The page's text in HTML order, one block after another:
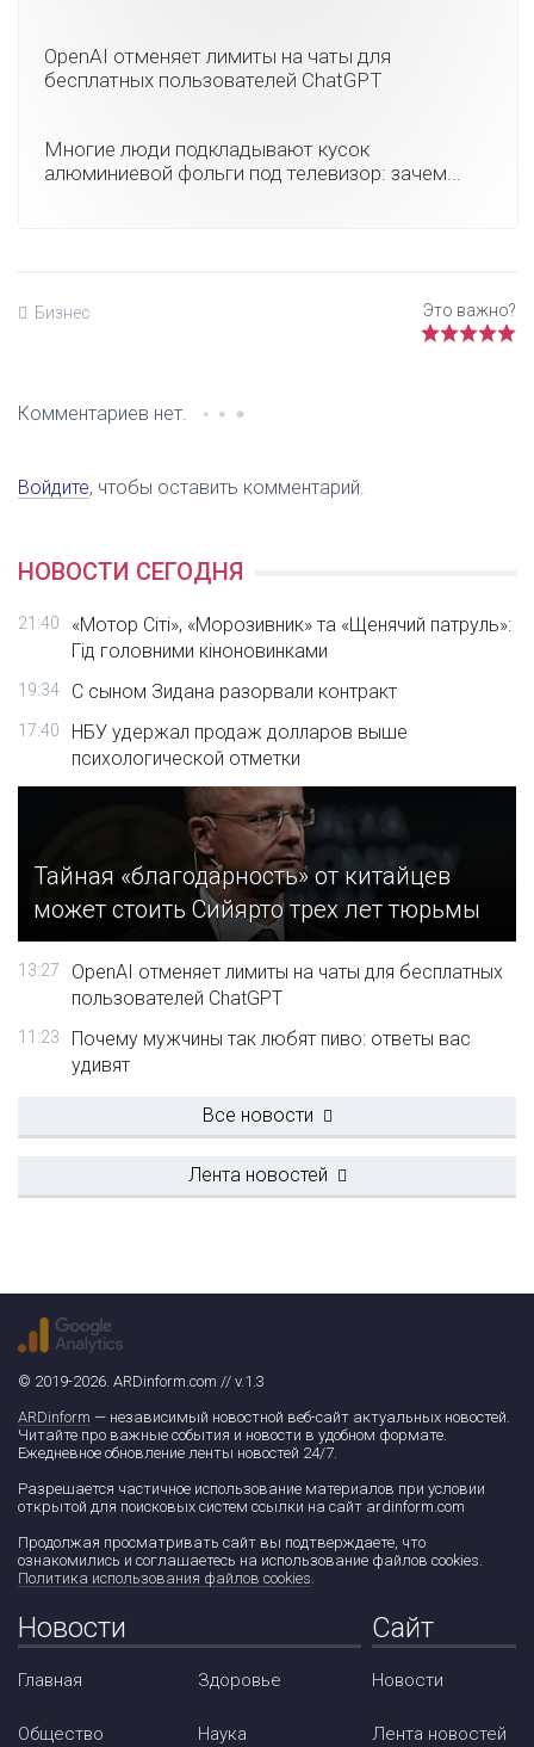
OpenAI отменяет лимиты на чаты для
бесплатных пользователей ChatGPT
Многие люди подкладывают кусок
алюминиевой фольги под телевизор: зачем...
Бизнес
Комментариев нет.
Войдите, чтобы оставить комментарий.
НОВОСТИ СЕГОДНЯ
21:40
«Мотор Сіті», «Морозивник» та «Щенячий патруль»:
Гід головними кіноновинками
19:34 С сыном Зидана разорвали контракт
17:40
НБУ удержал продаж долларов выше
психологической отметки
Тайная «благодарность» от китайцев
может стоить Сийярто трех лет тюрьмы
13:27
OpenAI отменяет лимиты на чаты для бесплатных
пользователей ChatGPT
11:23
Почему мужчины так любят пиво: ответы вас
удивят
Все новости
Лента новостей
© 2019-2026. ARDinform.com // v.1.3
ARDinform — независимый новостной веб-сайт актуальных новостей.
Читайте про важные события и новости в удобном формате.
Ежедневное обновление ленты новостей 24/7.
Разрешается частичное использование материалов при условии
открытой для поисковых систем ссылки на сайт ardinform.com
Продолжая просматривать сайт вы подтверждаете, что
ознакомились и соглашаетесь на использование файлов cookies.
Политика использования файлов cookies.
Новости
Главная
Общество
Здоровье
Наука
Сайт
Новости
Лента новостей